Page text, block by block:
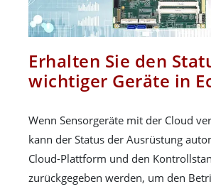
Erhalten Sie den
wichtiger Geräte in
Wenn Sensorgeräte mit der Cloud
kann der Status der Ausrüstung
Cloud-Plattform und den
zurückgegeben werden, um den